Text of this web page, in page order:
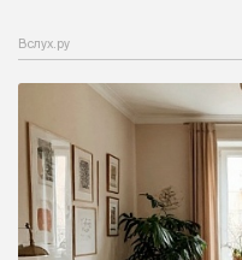
Вслух.ру